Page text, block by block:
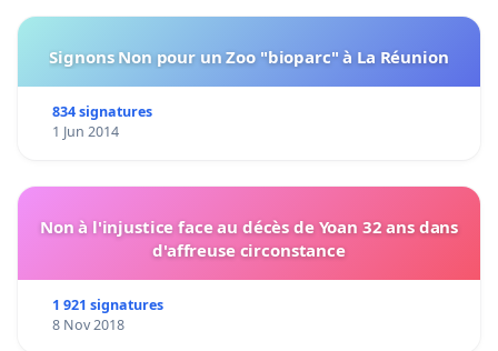
Signons Non pour un Zoo "bioparc" à La Réunion
834 signatures
1 Jun 2014
Non à l'injustice face au décès de Yoan 32 ans dans
d'affreuse circonstance
1 921 signatures
8 Nov 2018